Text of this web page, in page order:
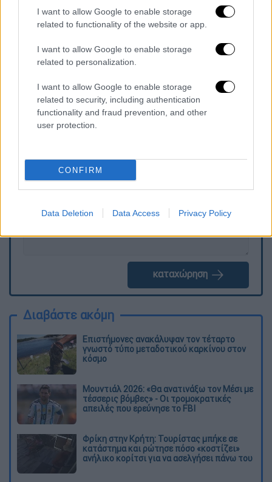
I want to allow Google to enable storage
related to functionality of the website or app.
I want to allow Google to enable storage
related to personalization.
I want to allow Google to enable storage
related to security, including authentication
functionality and fraud prevention, and other
user protection.
CONFIRM
Data Deletion Data Access Privacy Policy
Σύμφωνα με το «Χαμόγελο του Παιδιού», εάν
είχαν ληφθεί εγκαίρως τα απαραίτητα μέτρα
προστασίας από τους αρμόδιους φορείς,
παρόμοια περιστατικά ενδεχομένως να είχαν
αποφευχθεί.
Τα σχολιά σας δημοσιεύονται άμεσα με δική σας ευθύνη. Το
καταχώρηση
Διαβάστε ακόμη
Επιστήμονες ανακάλυψαν τον τέταρτο
γνωστό τύπο μεταδοτικού καρκίνου στον
κόσμο
Μουντιάλ 2026: «Θα ανατινάξω τον Μέσι με
τέσσερις βόμβες» - Οι τρομοκρατικές
απειλές που ερεύνησε το FBI
Φρίκη στην Κρήτη: Τουρίστας μπήκε σε
κατάστημα και ρώτησε πόσο «κοστίζει»
ανήλικο κορίτσι για να ασελγήσει πάνω του